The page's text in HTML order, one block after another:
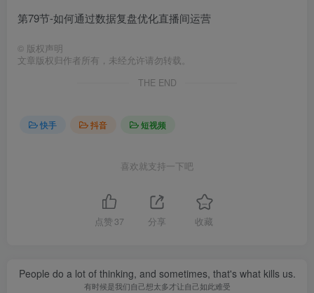
第79节-如何通过数据复盘优化直播间运营
© 版权声明
文章版权归作者所有，未经允许请勿转载。
THE END
快手 抖音 短视频
喜欢就支持一下吧
点赞 37 分享 收藏
People do a lot of thinking, and sometimes, that's what kills us.
有时候是我们自己想太多才让自己如此难受